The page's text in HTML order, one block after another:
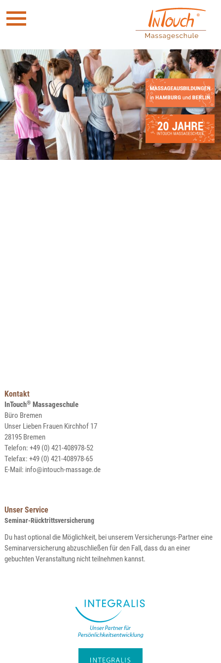
Kontakt
InTouch® Massageschule
Büro Bremen
Unser Lieben Frauen Kirchhof 17
28195 Bremen
Telefon: +49 (0) 421-408978-52
Telefax: +49 (0) 421-408978-65
E-Mail: info@intouch-massage.de
Unser Service
Seminar-Rücktrittsversicherung
Du hast optional die Möglichkeit, bei unserem Versicherungs-Partner eine
Seminarversicherung abzuschließen für den Fall, dass du an einer
gebuchten Veranstaltung nicht teilnehmen kannst.